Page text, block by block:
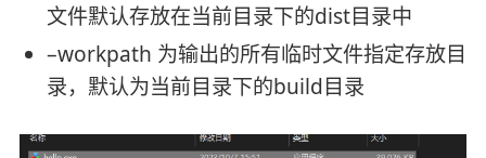
文件默认存放在当前目录下的dist目录中
–workpath 为输出的所有临时文件指定存放目
录，默认为当前目录下的build目录